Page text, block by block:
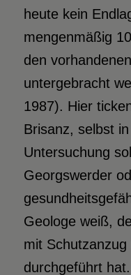
heute kein
mengenmäßig
den
untergebracht
1987). Hier
Brisanz, selbst
Untersuchung
Georgswerder
Geologe weiß,
mit
durchgeführt hat.